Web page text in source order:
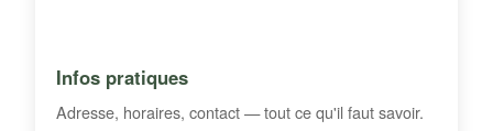
Infos pratiques
Adresse, horaires, contact — tout ce qu'il faut savoir.